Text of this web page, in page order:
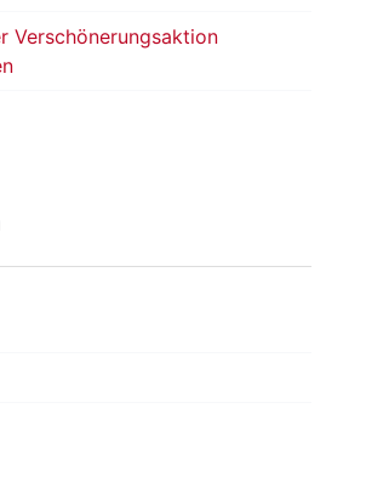
Verschönerungsaktion